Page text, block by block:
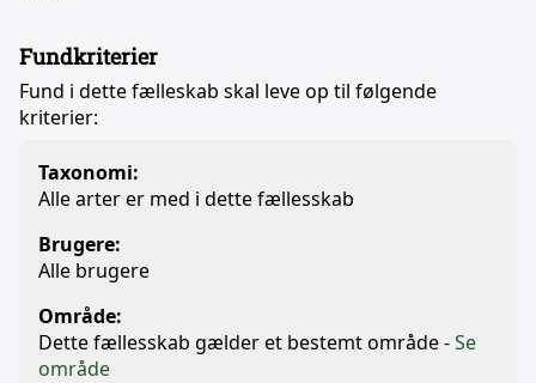
Fundkriterier
Fund i dette fælleskab skal leve op til følgende
kriterier:
Taxonomi:
Alle arter er med i dette fællesskab
Brugere:
Alle brugere
Område:
Dette fællesskab gælder et bestemt område -Se
område